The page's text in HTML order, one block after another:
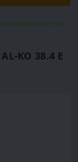
скарификатор Al-Ko
KO 38.4 E